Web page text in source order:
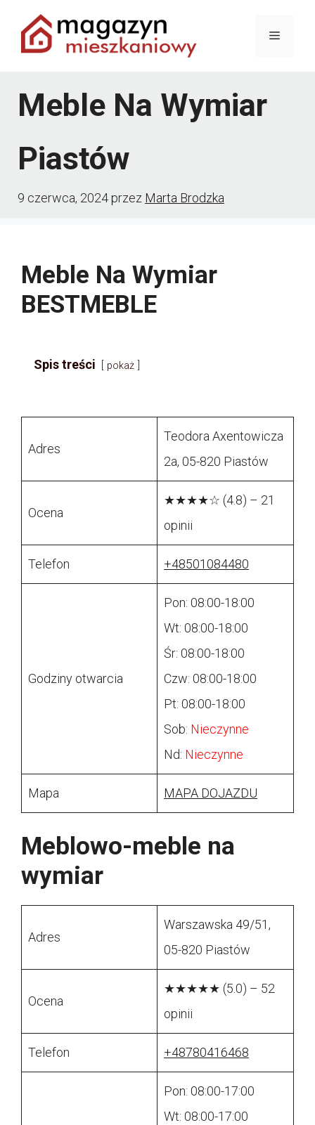
Przejdź
Menu
Meble Na Wymiar
Piastów
9 czerwca, 2024przez Marta Brodzka
Meble Na Wymiar
BESTMEBLE
Spis treści pokaż
Adres
Teodora Axentowicza
2a, 05-820 Piastów
Ocena
★★★★☆ (4.8) – 21
opinii
Telefon +48501084480
Godziny otwarcia
Pon: 08:00-18:00
Wt: 08:00-18:00
Śr: 08:00-18:00
Czw: 08:00-18:00
Pt: 08:00-18:00
Sob: Nieczynne
Nd: Nieczynne
Mapa MAPA DOJAZDU
Meblowo-meble na
wymiar
Adres
Warszawska 49/51,
05-820 Piastów
Ocena
★★★★★ (5.0) – 52
opinii
Telefon +48780416468
Pon: 08:00-17:00
Wt: 08:00-17:00